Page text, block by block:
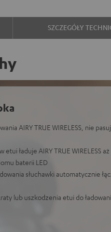
SZCZEGÓŁY
AIRY TRUE WIRELESS, nie
ładuje AIRY TRUE WIRELESS
baterii LED
słuchawki automatycznie
lub uszkodzenia etui do